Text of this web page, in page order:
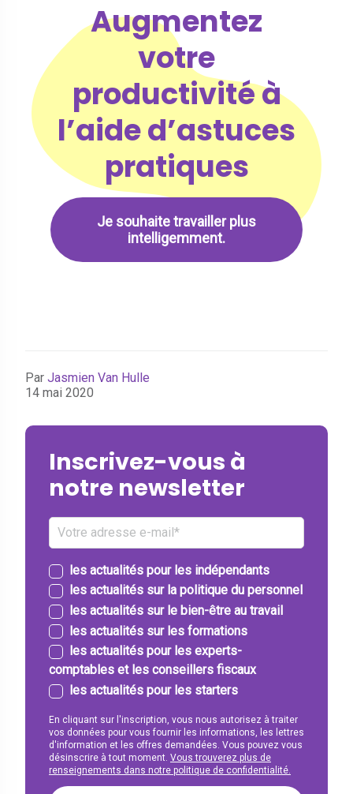
Augmentez
votre
productivité à
l’aide d’astuces
pratiques
Je souhaite travailler plus
intelligemment.
Par Jasmien Van Hulle
14 mai 2020
Inscrivez-vous à
notre newsletter
les actualités pour les indépendants
les actualités sur la politique du personnel
les actualités sur le bien-être au travail
les actualités sur les formations
les actualités pour les experts-
comptables et les conseillers fiscaux
les actualités pour les starters
En cliquant sur l'inscription, vous nous autorisez à traiter
vos données pour vous fournir les informations, les lettres
d'information et les offres demandées. Vous pouvez vous
désinscrire à tout moment. Vous trouverez plus de
renseignements dans notre politique de confidentialité.